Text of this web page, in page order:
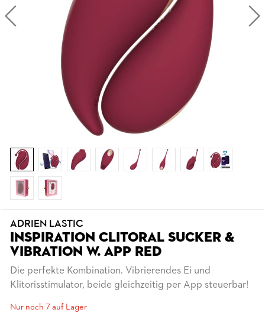
ADRIEN LASTIC
INSPIRATION CLITORAL SUCKER &
VIBRATION W. APP RED
Die perfekte Kombination. Vibrierendes Ei und
Klitorisstimulator, beide gleichzeitig per App steuerbar!
Nur noch 7 auf Lager